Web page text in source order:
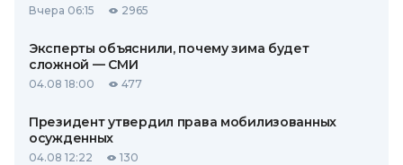
Вчера 06:15 2965
Эксперты объяснили, почему зима будет
сложной — СМИ
04.08 18:00 477
Президент утвердил права мобилизованных
осужденных
04.08 12:22 130